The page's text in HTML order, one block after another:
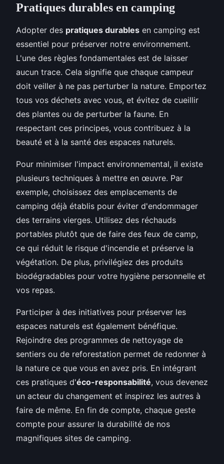
Pratiques durables en camping
Adopter des pratiques durables en camping est
essentiel pour préserver notre environnement.
L'une des règles fondamentales est de laisser
aucun trace. Cela signifie que chaque campeur
doit veiller à ne pas perturber la nature. Emportez
tous vos déchets avec vous, et évitez de cueillir
des plantes ou de perturber la faune. En
respectant ces principes, vous contribuez à la
beauté et à la santé des espaces naturels.
Pour minimiser l'impact environnemental, il existe
plusieurs techniques à mettre en œuvre. Par
exemple, choisissez des emplacements de
camping déjà établis pour éviter d'endommager
des terrains vierges. Utilisez des réchauds
portables plutôt que de faire des feux de camp,
ce qui réduit le risque d'incendie et préserve la
végétation. De plus, privilégiez des produits
biodégradables pour votre hygiène personnelle et
vos repas.
Participer à des initiatives pour préserver les
espaces naturels est également bénéfique.
Rejoindre des programmes de nettoyage de
sentiers ou de reforestation permet de redonner à
la nature ce que vous en avez pris. En intégrant
ces pratiques d'éco-responsabilité, vous devenez
un acteur du changement et inspirez les autres à
faire de même. En fin de compte, chaque geste
compte pour assurer la durabilité de nos
magnifiques sites de camping.